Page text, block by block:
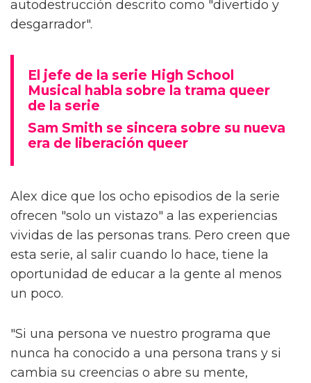
autodestrucción descrito como "divertido y
desgarrador".
El jefe de la serie High School
Musical habla sobre la trama queer
de la serie
Sam Smith se sincera sobre su nueva
era de liberación queer
Alex dice que los ocho episodios de la serie
ofrecen "solo un vistazo" a las experiencias
vividas de las personas trans. Pero creen que
esta serie, al salir cuando lo hace, tiene la
oportunidad de educar a la gente al menos
un poco.
"Si una persona ve nuestro programa que
nunca ha conocido a una persona trans y si
cambia su creencias o abre su mente,